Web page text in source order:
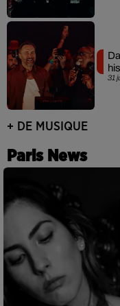
31
+ DE MUSIQUE
Paris News